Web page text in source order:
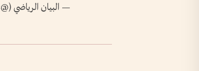
— البيان الرياضي (@AlBayanSports)